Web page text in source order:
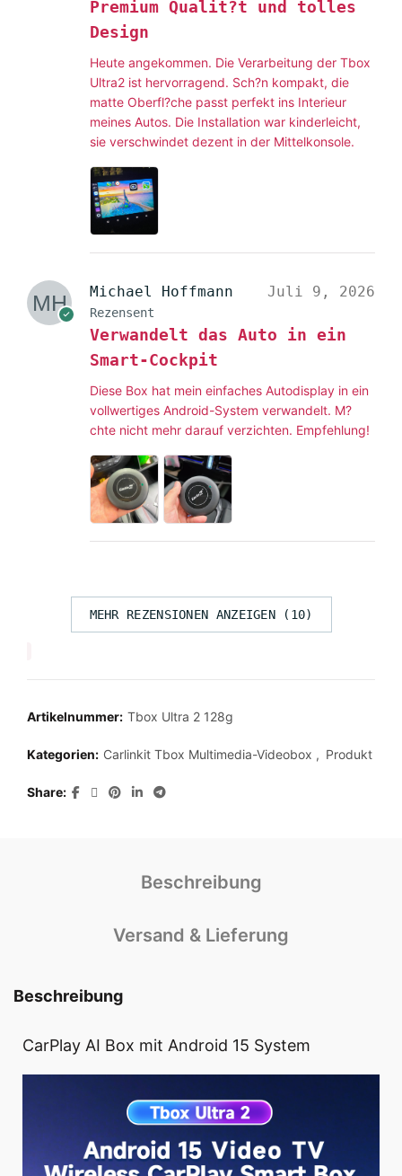
Premium Qualit?t und tolles
Design
Heute angekommen. Die Verarbeitung der Tbox
Ultra2 ist hervorragend. Sch?n kompakt, die
matte Oberfl?che passt perfekt ins Interieur
meines Autos. Die Installation war kinderleicht,
sie verschwindet dezent in der Mittelkonsole.
Michael Hoffmann
Rezensent
Juli 9, 2026
Verwandelt das Auto in ein
Smart-Cockpit
Diese Box hat mein einfaches Autodisplay in ein
vollwertiges Android-System verwandelt. M?
chte nicht mehr darauf verzichten. Empfehlung!
MEHR REZENSIONEN ANZEIGEN (10)
Artikelnummer: Tbox Ultra 2 128g
Kategorien: Carlinkit Tbox Multimedia-Videobox , Produkt
Share
Beschreibung
Versand & Lieferung
Beschreibung
CarPlay AI Box mit Android 15 System